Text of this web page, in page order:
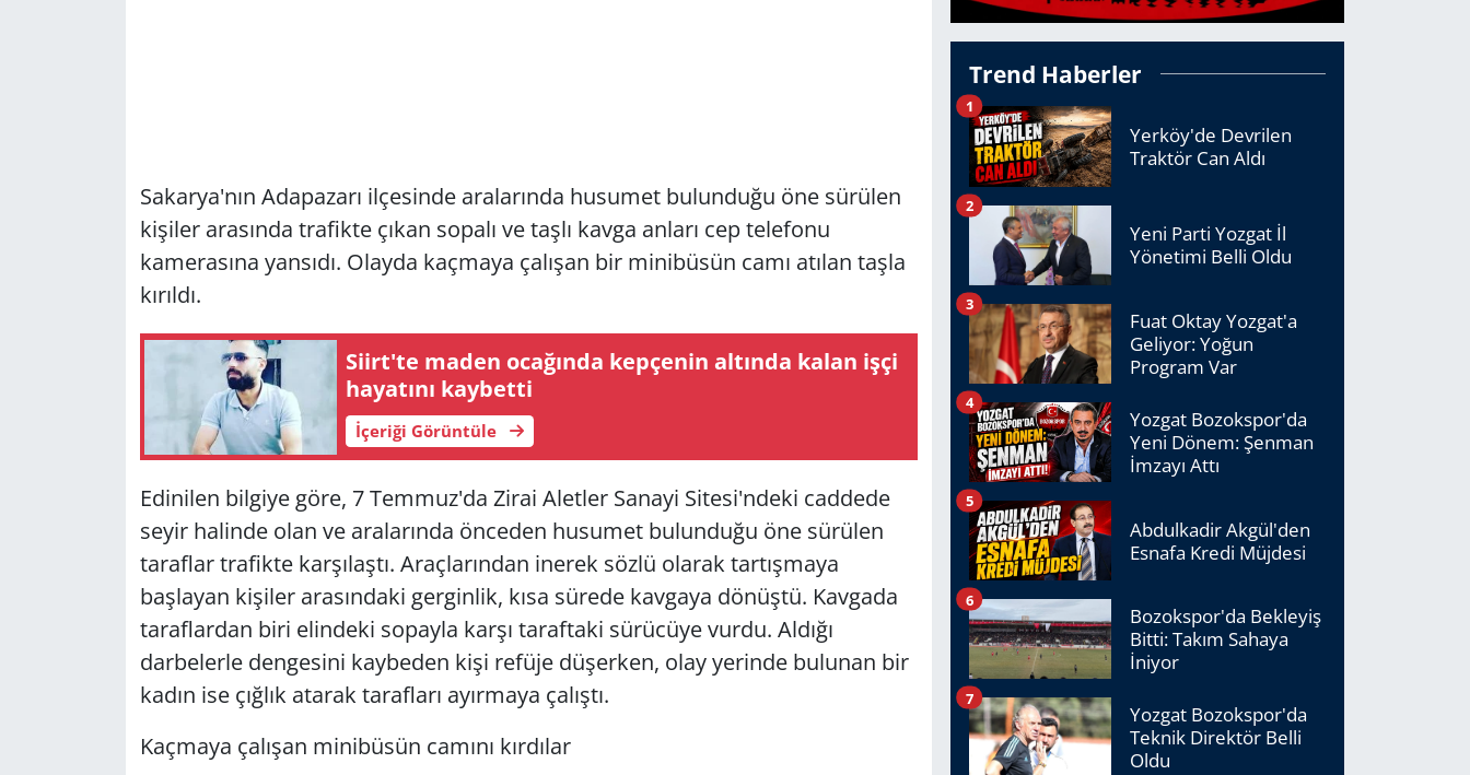
Sakarya'nın Adapazarı ilçesinde aralarında husumet bulunduğu öne sürülen
kişiler arasında trafikte çıkan sopalı ve taşlı kavga anları cep telefonu
kamerasına yansıdı. Olayda kaçmaya çalışan bir minibüsün camı atılan taşla
kırıldı.
Siirt'te maden ocağında kepçenin altında kalan işçi
hayatını kaybetti
İçeriği Görüntüle
Edinilen bilgiye göre, 7 Temmuz'da Zirai Aletler Sanayi Sitesi'ndeki caddede
seyir halinde olan ve aralarında önceden husumet bulunduğu öne sürülen
taraflar trafikte karşılaştı. Araçlarından inerek sözlü olarak tartışmaya
başlayan kişiler arasındaki gerginlik, kısa sürede kavgaya dönüştü. Kavgada
taraflardan biri elindeki sopayla karşı taraftaki sürücüye vurdu. Aldığı
darbelerle dengesini kaybeden kişi refüje düşerken, olay yerinde bulunan bir
kadın ise çığlık atarak tarafları ayırmaya çalıştı.
Kaçmaya çalışan minibüsün camını kırdılar
Trend Haberler
Yerköy'de Devrilen
Traktör Can Aldı
1
Yeni Parti Yozgat İl
Yönetimi Belli Oldu
2
Fuat Oktay Yozgat'a
Geliyor: Yoğun
Program Var
3
Yozgat Bozokspor'da
Yeni Dönem: Şenman
İmzayı Attı
4
Abdulkadir Akgül'den
Esnafa Kredi Müjdesi
5
Bozokspor'da Bekleyiş
Bitti: Takım Sahaya
İniyor
6
Yozgat Bozokspor'da
Teknik Direktör Belli
Oldu
7